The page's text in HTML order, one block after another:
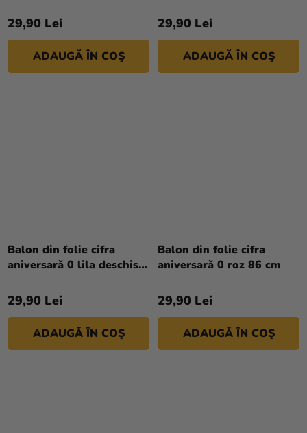
29,90 Lei
ADAUGĂ ÎN COŞ
29,90 Lei
ADAUGĂ ÎN COŞ
Balon din folie cifra
aniversară 0 lila deschis
29,90 Lei
ADAUGĂ ÎN COŞ
Balon din folie cifra
aniversară 0 roz 86 cm
29,90 Lei
ADAUGĂ ÎN COŞ